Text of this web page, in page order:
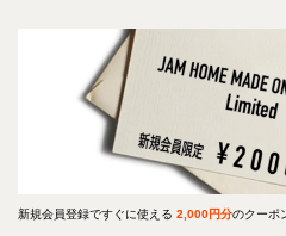
新規会員登録ですぐに使える 2,000円分のクーポ